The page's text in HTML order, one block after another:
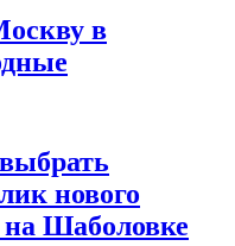
в
нового
Шаболовке